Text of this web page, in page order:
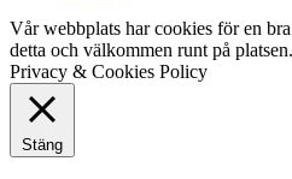
Vår webbplats har cookies för en
detta och välkommen runt på platsen.
Privacy & Cookies Policy
Stäng